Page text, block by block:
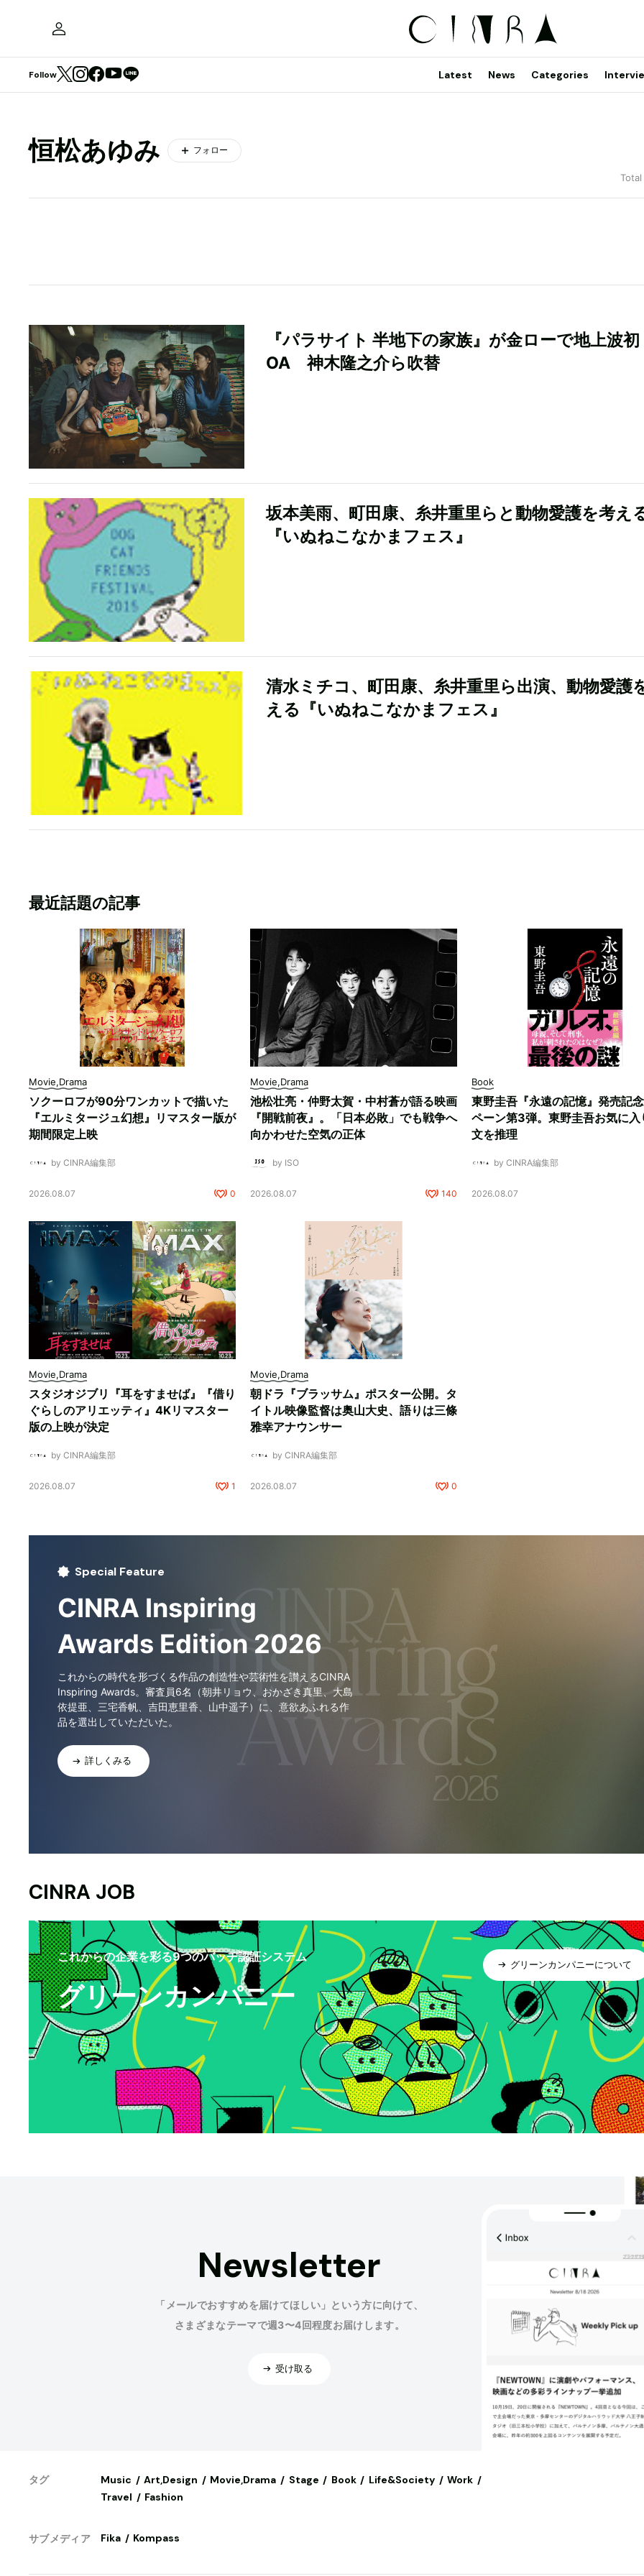
Follow Latest News Categories
恒松あゆみ フォロー
『パラサイト 半地下の家族』が金ローで地上波初
OA 神木隆之介ら吹替
坂本美雨、町田康、糸井重里らと動物愛護を考え
『いぬねこなかまフェス』
清水ミチコ、町田康、糸井重里ら出演、動物愛護
える『いぬねこなかまフェス』
最近話題の記事
Movie,Drama
ソクーロフが90分ワンカットで描いた
『エルミタージュ幻想』リマスター版が
期間限定上映
by CINRA編集部
2026.08.07 0
Movie,Drama
池松壮亮・仲野太賀・中村蒼が語る映画
『開戦前夜』。「日本必敗」でも戦争へ
向かわせた空気の正体
by ISO
2026.08.07 140
Book
東野圭吾『永遠の記憶』発売記
ペーン第3弾。東野圭吾お気に入
文を推理
by CINRA編集部
2026.08.07
Movie,Drama
スタジオジブリ『耳をすませば』『借り
ぐらしのアリエッティ』4Kリマスター
版の上映が決定
by CINRA編集部
2026.08.07 1
Movie,Drama
朝ドラ『ブラッサム』ポスター公開。タ
イトル映像監督は奥山大史、語りは三條
雅幸アナウンサー
by CINRA編集部
2026.08.07 0
Special Feature
CINRA Inspiring
Awards Edition 2026
これからの時代を形づくる作品の創造性や芸術性を讃えるCINRA
Inspiring Awards。審査員6名（朝井リョウ、おかざき真里、大島
依提亜、三宅香帆、吉田恵里香、山中遥子）に、意欲あふれる作
品を選出していただいた。
詳しくみる
CINRA JOB
これからの企業を彩る9つのバッヂ認証システム
グリーンカンパニー
グリーンカンパニーについて
Newsletter
「メールでおすすめを届けてほしい」という方に向けて、
さまざまなテーマで週3〜4回程度お届けします。
受け取る
タグ Music Art,Design Movie,Drama Stage Book Life&Society
Work
Travel
Fashion
サブメディア Fika Kompass